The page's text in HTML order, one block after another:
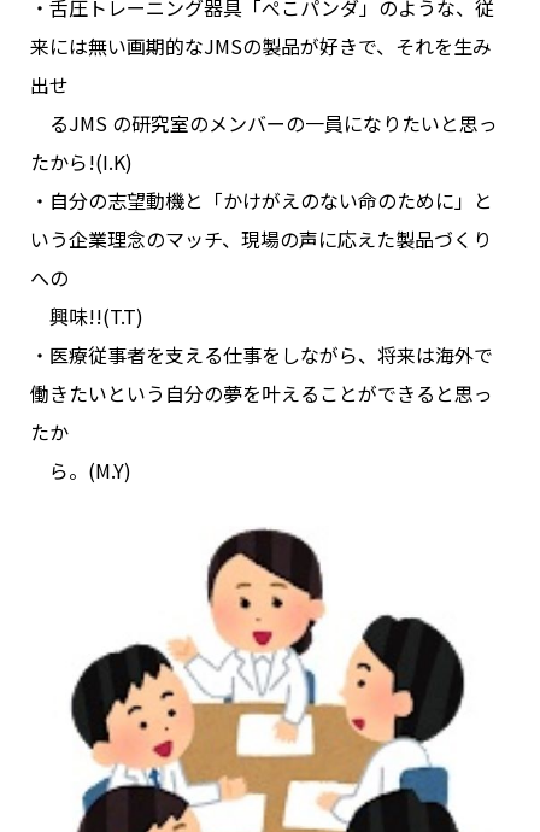
・舌圧トレーニング器具「ぺこパンダ」のような、従
来には無い画期的なJMSの製品が好きで、それを生み
出せ
るJMS の研究室のメンバーの一員になりたいと思っ
たから!(I.K)
・自分の志望動機と「かけがえのない命のために」と
いう企業理念のマッチ、現場の声に応えた製品づくり
への
興味!!(T.T)
・医療従事者を支える仕事をしながら、将来は海外で
働きたいという自分の夢を叶えることができると思っ
たか
ら。(M.Y)